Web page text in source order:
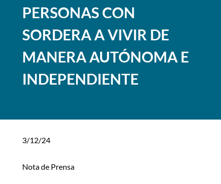
PERSONAS CON
SORDERA A VIVIR DE
MANERA AUTÓNOMA E
INDEPENDIENTE
3/12/24
Nota de Prensa